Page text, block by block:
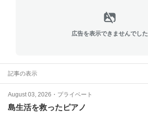
広告を表示できませんでした
記事の表示
August 03, 2026 ・ プライベート
島生活を救ったピアノ